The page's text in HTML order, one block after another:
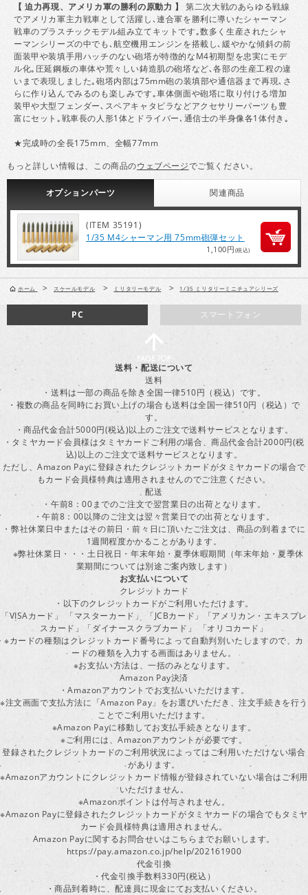
【 迫力再現、アメリカ軍の勝利の原動力 】
第二次大戦のあらゆる戦線
でアメリカ軍主力戦車として活躍し､連合軍を勝利に導いたシャーマン
戦車のプラスチックモデル組み立てキットです｡数多く生産されたシャ
ーマンシリーズの中でも､航空機用エンジンを搭載し､緩やかな傾斜の前
面装甲や装填手用ハッチのない砲塔が特徴的なM4初期型を忠実にモデ
ル化｡圧延鋼板の車体や荒々しい鋳造肌の砲塔など､各部の生産工程の違
いまで表現しました｡砲塔内部は75mm砲の装填部や通信器まで再現､さ
らに作り込んでみるのも楽しみです｡車体側面や砲塔に取り付ける増加
装甲や大型フェンダー､スペアキャタピラなどアクセサリーパーツも豊
富にセット｡戦車長の人形1体とドライバー､通信士の半身像各1体付き｡
★完成時の全長175mm、全幅77mm
もっと詳しい情報は、この商品のウェブページでご覧ください。
オプションパーツ 関連商品
(ITEM 35191)
1/35 M4シャーマン用 75mm砲弾セット
1,100円(税込)
ホーム > スケールモデル > ミリタリーモデル > 1/35 ミリタリーミニチュアシリーズ
スマートフォン
PC
送料・配送について
送料
・送料は一部の商品を除き全国一律510円（税込）です。
・複数の商品を同時にお買い上げの場合も送料は全国一律510円（税込）で
す。
・商品代金合計5000円(税込)以上のご注文で送料サービスとなります。
・タミヤカード会員様はタミヤカードご利用の場合、商品代金合計2000円(税
込)以上のご注文で送料サービスとなります。
ただし、Amazon Payに登録されたクレジットカードがタミヤカードの場合で
もカード会員様特典は適用されませんのでご注意ください。
配送
・午前8：00までのご注文で翌営業日の出荷となります。
・午前8：00以降のご注文は翌々営業日での出荷となります。
・弊社休業日中またはその前日・前々日に頂いたご注文は、商品の到着までに
1週間程度かかることがあります。
※弊社休業日・・・土日祝日・年末年始・夏季休暇期間（年末年始・夏季休
業期間については別途ご案内致します）
お支払いについて
クレジットカード
・以下のクレジットカードがご利用いただけます。
「VISAカード」 「マスターカード」 「JCBカード」「アメリカン・エキスプレ
スカード」「ダイナースクラブカード」 「オリコカード」
※カードの種類はクレジットカード番号によって自動判別いたしますので、カ
ードの種類を入力する画面はありません。
※お支払い方法は、一括のみとなります。
Amazon Pay決済
・Amazonアカウントでお支払いいただけます。
※注文画面で支払方法に「Amazon Pay」をお選びいただき、注文手続きを行う
ことでご利用いただけます。
※Amazon Payに移動してお支払手続きとなります。
※ご利用には、Amazonアカウントが必要です。
登録されたクレジットカードのご利用状況によってはご利用いただけない場合
があります。
※Amazonアカウントにクレジットカード情報が登録されていない場合はご利用
いただけません。
※Amazonポイントは付与されません。
※Amazon Payに登録されたクレジットカードがタミヤカードの場合でもタミヤ
カード会員様特典は適用されません。
Amazon Payに関するお問合せいはこちらまでお願いします。
https://pay.amazon.co.jp/help/202161900
代金引換
・代金引換手数料330円(税込）
・商品到着時に、配達員に現金にてお支払いください。